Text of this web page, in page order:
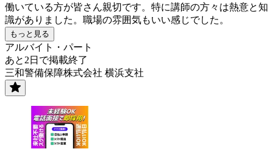
働いている方が皆さん親切です。特に講師の方々は熱意と知
識がありました。職場の雰囲気もいい感じでした。
もっと見る
アルバイト・パート
あと2日で掲載終了
三和警備保障株式会社 横浜支社